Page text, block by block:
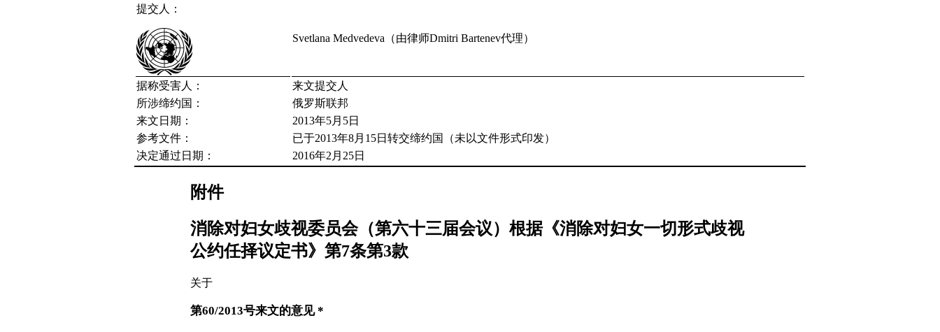
提交人：
Svetlana Medvedeva（由律师Dmitri Bartenev代理）
据称受害人：
来文提交人
所涉缔约国：
俄罗斯联邦
来文日期：
2013年5月5日
参考文件：
已于2013年8月15日转交缔约国（未以文件形式印发）
决定通过日期：
2016年2月25日
附件
消除对妇女歧视委员会（第六十三届会议）根据《消除对妇女一切形式歧视
公约任择议定书》第7条第3款
关于
第60/2013号来文的意见 *